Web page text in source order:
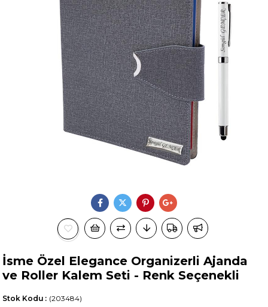
İsme Özel Elegance Organizerli Ajanda
ve Roller Kalem Seti - Renk Seçenekli
(203484)
Stok Kodu